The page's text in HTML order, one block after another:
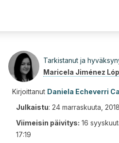
Tarkistanut ja
Maricela Jiménez
Kirjoittanut Daniela Echeverri
Julkaistu: 24 marraskuuta,
Viimeisin päivitys: 16
17:19